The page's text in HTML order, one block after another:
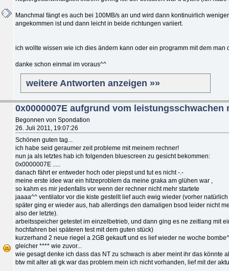
Manchmal fängt es auch bei 100MB/s an und wird dann kontinuirlich
angekommen ist und dann leicht in beide richtungen variiert.
ich wollte wissen wie ich dies ändern kann oder ein programm mit dem man
danke schon einmal im voraus^^
weitere Antworten anzeigen »»
0x0000007E aufgrund vom leistungsschwachen
Begonnen von Spondation
26. Juli 2011, 19:07:26
Schönen guten tag...
ich habe seid geraumer zeit probleme mit meinem rechner!
nun ja als letztes hab ich folgenden bluescreen zu gesicht bekommen:
0x0000007E .....
danach fährt er entweder hoch oder piepst und tut es nicht -.-
meine erste idee war ein hitzeproblem da meine graka am glühen war ,
so kahm es mir jedenfalls vor wenn der rechner nicht mehr startete
jaaaa^^ ventilator vor die kiste gestellt lief auch ewig wieder (vorher
später ging er wieder aus, hab allerdings den damaligen bsod leider nicht
also der letzte).
arbeitsspeicher getestet im einzelbetrieb, und dann ging es ne zeitlang mit
hochfahren bei späteren test mit dem guten stück)
kurzerhand 2 neue riegel a 2GB gekauft und es lief wieder ne woche
gleicher **** wie zuvor...
wie gesagt denke ich dass das NT zu schwach is aber meint ihr das könnte
btw mit alter ati gk war das problem mein ich nicht vorhanden, lief mit der